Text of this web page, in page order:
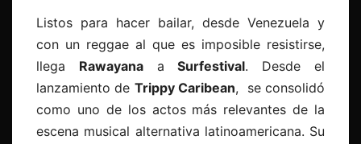
Listos para hacer bailar, desde Venezuela y
con un reggae al que es imposible resistirse,
llega RawayanaaSurfestival. Desde el
lanzamiento de Trippy Caribean, se consolidó
como uno de los actos más relevantes de la
escena musical alternativa latinoamericana. Su